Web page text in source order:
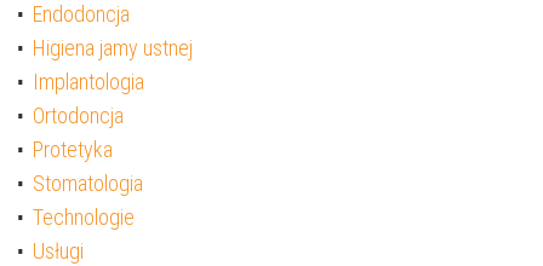
Endodoncja
Higiena jamy ustnej
Implantologia
Ortodoncja
Protetyka
Stomatologia
Technologie
Usługi
Akceptuję